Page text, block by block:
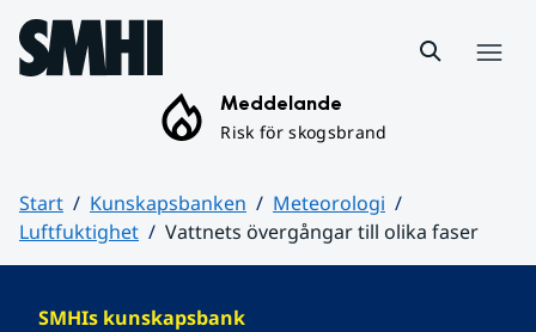
Hoppa till sidans innehåll
Meddelande
Risk för skogsbrand
Start Kunskapsbanken
Meteorologi
Luftfuktighet
Vattnets övergångar till olika faser
SMHIs kunskapsbank